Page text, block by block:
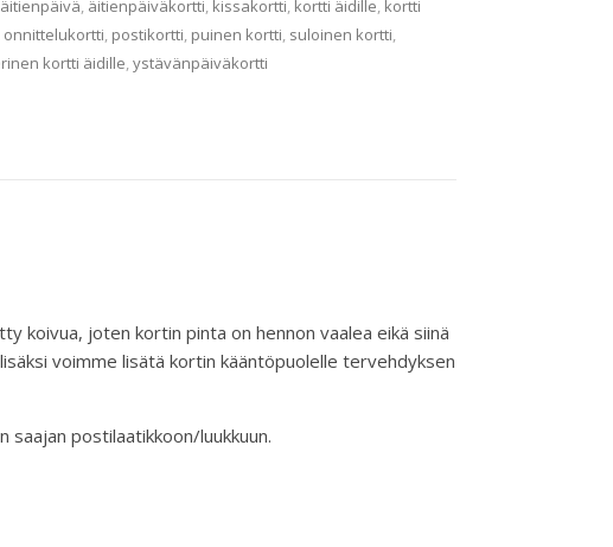
äitienpäivä, äitienpäiväkortti, kissakortti, kortti äidille, kortti
onnittelukortti, postikortti, puinen kortti, suloinen kortti,
kortti äidille,ystävänpäiväkortti
koivua, joten kortin pinta on hennon vaalea eikä siinä
voimme lisätä kortin kääntöpuolelle tervehdyksen
postilaatikkoon/luukkuun.